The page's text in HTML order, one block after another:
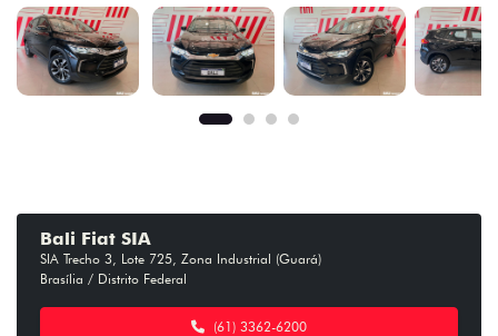
Bali Fiat SIA
SIA Trecho 3, Lote 725, Zona Industrial (Guará)
Brasília / Distrito Federal
(61) 3362-6200